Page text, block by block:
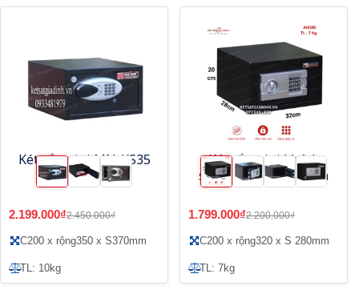
Két sắt mini MN-KS35
2.199.000₫2.450.000₫
C200 x rộng350 x S370mm
TL: 10kg
Két sắt mini khách
sạn AH30B - màu đen
1.799.000₫2.200.000₫
C200 x rộng320 x S 280mm
TL: 7kg